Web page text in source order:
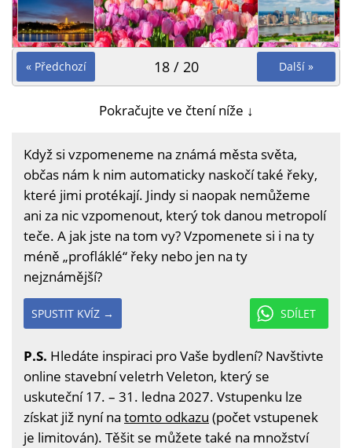
« Předchozí Další »
18 / 20
Pokračujte ve čtení níže ↓
Když si vzpomeneme na známá města světa,
občas nám k nim automaticky naskočí také řeky,
které jimi protékají. Jindy si naopak nemůžeme
ani za nic vzpomenout, který tok danou metropolí
teče. A jak jste na tom vy? Vzpomenete si i na ty
méně „profláklé“ řeky nebo jen na ty
nejznámější?
SDÍLET
SPUSTIT KVÍZ →
P.S. Hledáte inspiraci pro Vaše bydlení? Navštivte
online stavební veletrh Veleton, který se
uskuteční 17. – 31. ledna 2027. Vstupenku lze
získat již nyní na tomto odkazu (počet vstupenek
je limitován). Těšit se můžete také na množství